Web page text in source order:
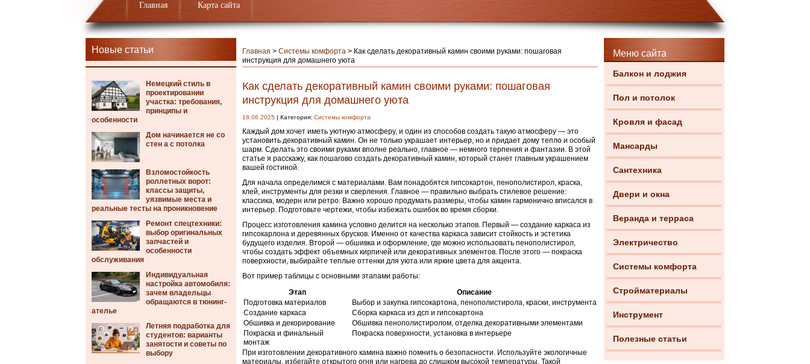
Главная Карта сайта
Новые статьи
Немецкий стиль в
проектировании
участка: требования,
принципы и
особенности
Дом начинается не со
стен а с потолка
Взломостойкость
роллетных ворот:
классы защиты,
уязвимые места и
реальные тесты на проникновение
Ремонт спецтехники:
выбор оригинальных
запчастей и
особенности
обслуживания
Индивидуальная
настройка автомобиля:
зачем владельцы
обращаются в тюнинг-
ателье
Летняя подработка для
студентов: варианты
занятости и советы по
выбору
Меню сайта
Балкон и лоджия
Пол и потолок
Кровля и фасад
Мансарды
Сантехника
Двери и окна
Веранда и терраса
Электричество
Системы комфорта
Стройматериалы
Инструмент
Полезные статьи
Главная > Системы комфорта > Как сделать декоративный камин своими руками: пошаговая
инструкция для домашнего уюта
Как сделать декоративный камин своими руками: пошаговая
инструкция для домашнего уюта
18.06.2025 | Категория: Системы комфорта
Каждый дом хочет иметь уютную атмосферу, и один из способов создать такую атмосферу — это
установить декоративный камин. Он не только украшает интерьер, но и придает дому тепло и особый
шарм. Сделать это своими руками вполне реально, главное — немного терпения и фантазии. В этой
статье я расскажу, как пошагово создать декоративный камин, который станет главным украшением
вашей гостиной.
Для начала определимся с материалами. Вам понадобятся гипсокартон, пенополистирол, краска,
клей, инструменты для резки и сверления. Главное — правильно выбрать стилевое решение:
классика, модерн или ретро. Важно хорошо продумать размеры, чтобы камин гармонично вписался в
интерьер. Подготовьте чертежи, чтобы избежать ошибок во время сборки.
Процесс изготовления камина условно делится на несколько этапов. Первый — создание каркаса из
гипсокарлона и деревянных брусков. Именно от качества каркаса зависит стойкость и эстетика
будущего изделия. Второй — обшивка и оформление, где можно использовать пенополистирол,
чтобы создать эффект объемных кирпичей или декоративных элементов. После этого — покраска
поверхности, выбирайте теплые оттенки для уюта или яркие цвета для акцента.
Вот пример таблицы с основными этапами работы:
Этап
Описание
Подготовка материалов
Выбор и закупка гипсокартона, пенополистирола, краски, инструмента
Создание каркаса
Сборка каркаса из дсп и гипсокартона
Обшивка и декорирование
Обшивка пенополистиролом, отделка декоративными элементами
Покраска и финальный
монтаж
Покраска поверхности, установка в интерьере
При изготовлении декоративного камина важно помнить о безопасности. Используйте экологичные
материалы, избегайте открытого огня или нагрева до слишком высокой температуры. Такой